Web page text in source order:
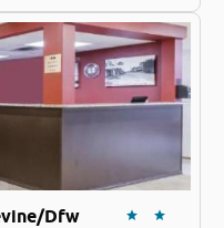
Dfw